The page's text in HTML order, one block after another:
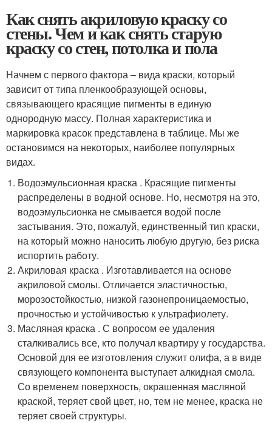
Как снять акриловую краску со
стены. Чем и как снять старую
краску со стен, потолка и пола
Начнем с первого фактора – вида краски, который
зависит от типа пленкообразующей основы,
связывающего красящие пигменты в единую
однородную массу. Полная характеристика и
маркировка красок представлена в таблице. Мы же
остановимся на некоторых, наиболее популярных
видах.
Водоэмульсионная краска . Красящие пигменты
распределены в водной основе. Но, несмотря на это,
водоэмульсионка не смывается водой после
застывания. Это, пожалуй, единственный тип краски,
на который можно наносить любую другую, без риска
испортить работу.
Акриловая краска . Изготавливается на основе
акриловой смолы. Отличается эластичностью,
морозостойкостью, низкой газонепроницаемостью,
прочностью и устойчивостью к ультрафиолету.
Масляная краска . С вопросом ее удаления
сталкивались все, кто получал квартиру у государства.
Основой для ее изготовления служит олифа, а в виде
связующего компонента выступает алкидная смола.
Со временем поверхность, окрашенная масляной
краской, теряет свой цвет, но, тем не менее, краска не
теряет своей структуры.